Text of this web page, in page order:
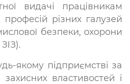
видачі працівникам
різних галузей
безпеки, охорони
якому підприємстві за
властивостей і